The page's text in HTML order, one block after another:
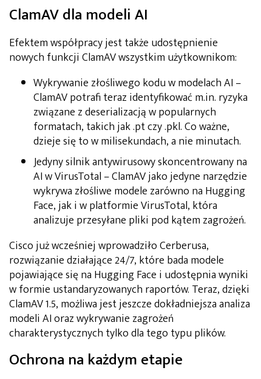
ClamAV dla modeli AI
Efektem współpracy jest także udostępnienie
nowych funkcji ClamAV wszystkim użytkownikom:
Wykrywanie złośliwego kodu w modelach AI –
ClamAV potrafi teraz identyfikować m.in. ryzyka
związane z deserializacją w popularnych
formatach, takich jak .pt czy .pkl. Co ważne,
dzieje się to w milisekundach, a nie minutach.
Jedyny silnik antywirusowy skoncentrowany na
AI w VirusTotal – ClamAV jako jedyne narzędzie
wykrywa złośliwe modele zarówno na Hugging
Face, jak i w platformie VirusTotal, która
analizuje przesyłane pliki pod kątem zagrożeń.
Cisco już wcześniej wprowadziło Cerberusa,
rozwiązanie działające 24/7, które bada modele
pojawiające się na Hugging Face i udostępnia wyniki
w formie ustandaryzowanych raportów. Teraz, dzięki
ClamAV 1.5, możliwa jest jeszcze dokładniejsza analiza
modeli AI oraz wykrywanie zagrożeń
charakterystycznych tylko dla tego typu plików.
Ochrona na każdym etapie